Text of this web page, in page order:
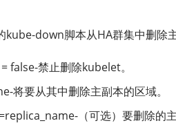
kube-down脚本从HA群集中删除
false-禁止删除kubelet。
将要从其中删除主副本的区域。
=replica_name-（可选）要删除